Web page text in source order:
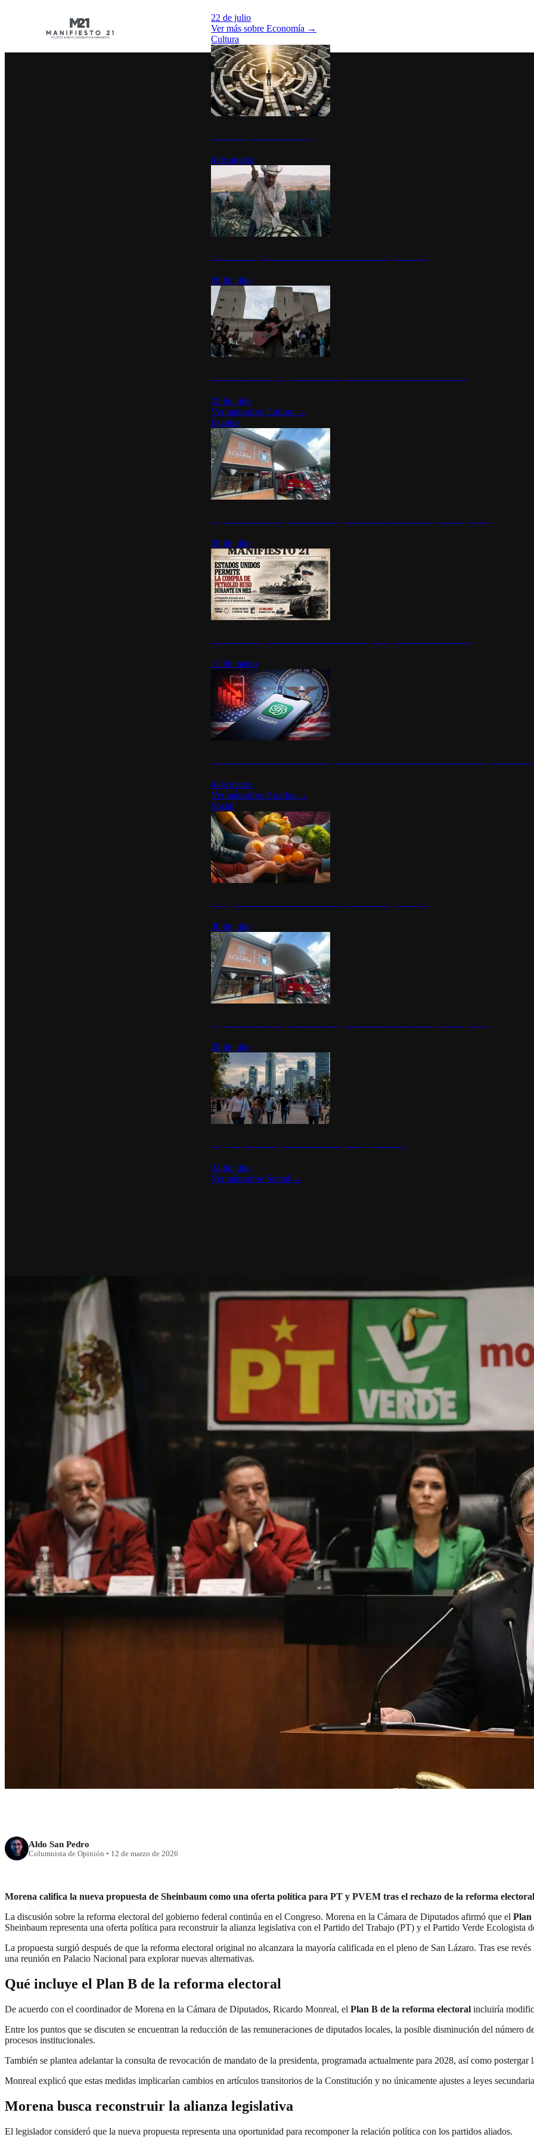
22 de julio
Ver más sobreEconomía →
Cultura
4 de agosto
26 de julio
25 de julio
Ver más sobreCultura →
Estados
28 de julio
13 de marzo
4 de marzo
Ver más sobreEstados →
Social
30 de julio
28 de julio
24 de julio
Ver más sobre Social →
Plan B de reforma electoral busca
Aldo San Pedro
Columnista de Opinión • 12 de marzo de 2026
Morena califica la nueva propuesta de Sheinbaum como una oferta política para PT y PVEM tras el rechazo de la reforma
La discusión sobre la reforma electoral del gobierno federal continúa en el Congreso. Morena en la Cámara de Diputados afirmó que el Plan
Sheinbaum representa una oferta política para reconstruir la alianza legislativa con el Partido del Trabajo (PT) y el Partido Verde Ecologista
La propuesta surgió después de que la reforma electoral original no alcanzara la mayoría calificada en el pleno de San Lázaro. Tras ese
una reunión en Palacio Nacional para explorar nuevas alternativas.
Qué incluye el Plan B de la reforma electoral
De acuerdo con el coordinador de Morena en la Cámara de Diputados, Ricardo Monreal, el Plan B de la reforma electoral incluiría
Entre los puntos que se discuten se encuentran la reducción de las remuneraciones de diputados locales, la posible disminución del número
procesos institucionales.
También se plantea adelantar la consulta de revocación de mandato de la presidenta, programada actualmente para 2028, así como
Monreal explicó que estas medidas implicarían cambios en artículos transitorios de la Constitución y no únicamente ajustes a leyes
Morena busca reconstruir la alianza legislativa
El legislador consideró que la nueva propuesta representa una oportunidad para recomponer la relación política con los partidos aliados.